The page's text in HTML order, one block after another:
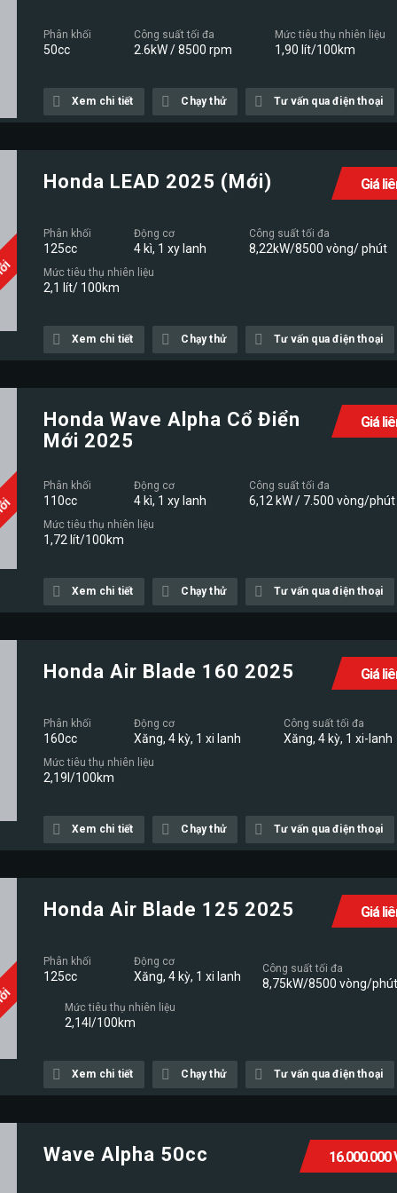
Phân khối
50cc
Công suất tối đa
2.6kW / 8500 rpm
Mức tiêu thụ nhiên liệu
1,90 lít/100km
Xem chi tiết Chạy thử Tư vấn qua điện thoại
Giá
Honda LEAD 2025 (Mới)
Phân khối
125cc
Động cơ
4 kì, 1 xy lanh
Công suất tối đa
8,22kW/8500 vòng/ phút
Mức tiêu thụ nhiên liệu
2,1 lít/ 100km
Xem chi tiết Chạy thử Tư vấn qua điện thoại
Giá
Honda Wave Alpha Cổ Điển
Mới 2025
Phân khối
110cc
Động cơ
4 kì, 1 xy lanh
Công suất tối đa
6,12 kW / 7.500 vòng/phút
Mức tiêu thụ nhiên liệu
1,72 lít/100km
Xem chi tiết Chạy thử Tư vấn qua điện thoại
Giá
Honda Air Blade 160 2025
Phân khối
160cc
Động cơ
Xăng, 4 kỳ, 1 xi lanh
Công suất tối đa
Xăng, 4 kỳ, 1 xi-lanh
Mức tiêu thụ nhiên liệu
2,19l/100km
Xem chi tiết Chạy thử Tư vấn qua điện thoại
Giá
Honda Air Blade 125 2025
Phân khối
125cc
Động cơ
Xăng, 4 kỳ, 1 xi lanh
Công suất tối đa
8,75kW/8500 vòng/phút
Mức tiêu thụ nhiên liệu
2,14l/100km
Xem chi tiết Chạy thử Tư vấn qua điện thoại
16.000.000
Wave Alpha 50cc